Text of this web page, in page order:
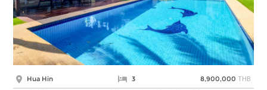
Hua Hin 3 8,900,000 THB